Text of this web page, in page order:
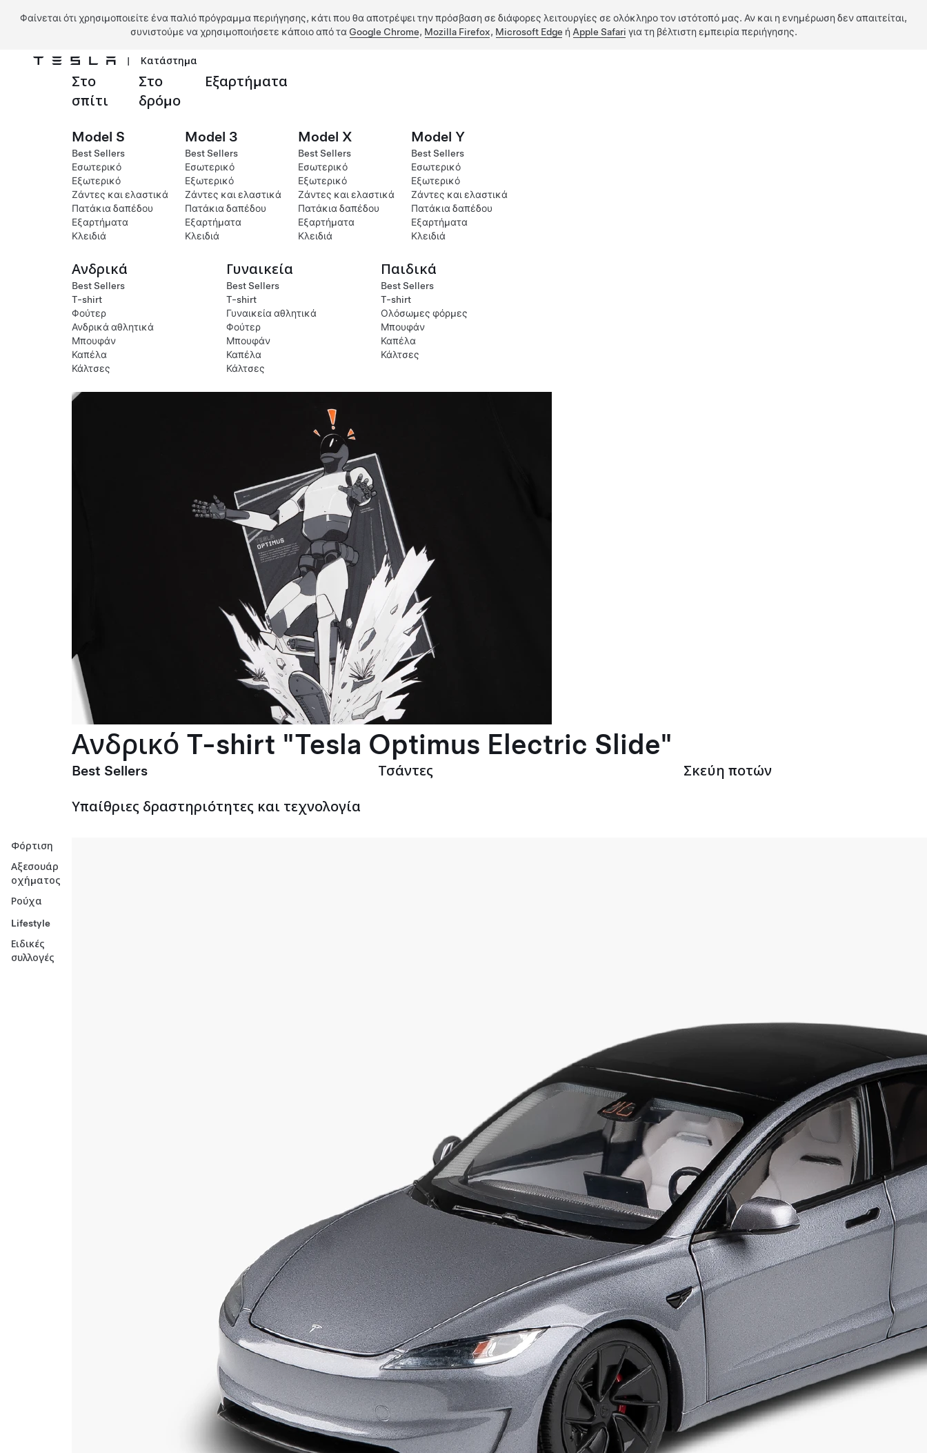
Φαίνεται ότι χρησιμοποιείτε ένα παλιό πρόγραμμα περιήγησης, κάτι που θα αποτρέψει την πρόσβαση σε διάφορες λειτουργίες σε ολόκληρο τον ιστότοπό μας. Αν και η ενημέρωση δεν απαιτείται,
συνιστούμε να χρησιμοποιήσετε κάποιο από τα Google Chrome, Mozilla Firefox, Microsoft Edge ή Apple Safari για τη βέλτιστη εμπειρία περιήγησης.
Μετάβαση στο κύριο περιεχόμενο
| Κατάστημα
Φόρτιση
Αξεσουάρ
οχήματος
Ρούχα
Lifestyle
Ειδικές
συλλογές
Στο
σπίτι
Στο
δρόμο
Εξαρτήματα
Model S
Best Sellers
Εσωτερικό
Εξωτερικό
Ζάντες και ελαστικά
Πατάκια δαπέδου
Εξαρτήματα
Κλειδιά
Model 3
Best Sellers
Εσωτερικό
Εξωτερικό
Ζάντες και ελαστικά
Πατάκια δαπέδου
Εξαρτήματα
Κλειδιά
Model X
Best Sellers
Εσωτερικό
Εξωτερικό
Ζάντες και ελαστικά
Πατάκια δαπέδου
Εξαρτήματα
Κλειδιά
Model Y
Best Sellers
Εσωτερικό
Εξωτερικό
Ζάντες και ελαστικά
Πατάκια δαπέδου
Εξαρτήματα
Κλειδιά
Ανδρικά
Best Sellers
T-shirt
Φούτερ
Ανδρικά αθλητικά
Μπουφάν
Καπέλα
Κάλτσες
Γυναικεία
Best Sellers
T-shirt
Γυναικεία αθλητικά
Φούτερ
Μπουφάν
Καπέλα
Κάλτσες
Παιδικά
Best Sellers
T-shirt
Ολόσωμες φόρμες
Μπουφάν
Καπέλα
Κάλτσες
Ανδρικό T-shirt "Tesla Optimus Electric Slide"
Best Sellers Τσάντες Σκεύη ποτών
Υπαίθριες δραστηριότητες και τεχνολογία